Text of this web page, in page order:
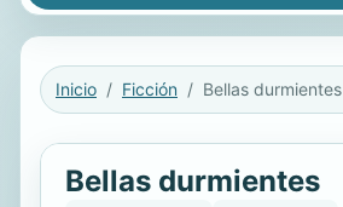
Inicio Ficción Bellas durmientes
Bellas durmientes